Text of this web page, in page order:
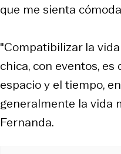
que me sienta
"Compatibilizar la
chica, con eventos,
espacio y el tiempo,
generalmente la vida
Fernanda.